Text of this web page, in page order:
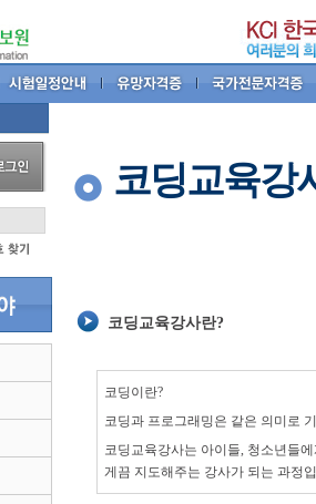
코딩교육강
코딩교육강사란?
코딩이란?
코딩과 프로그래밍은 같은 의미로
코딩교육강사는 아이들, 청소년들
게끔 지도해주는 강사가 되는 과정